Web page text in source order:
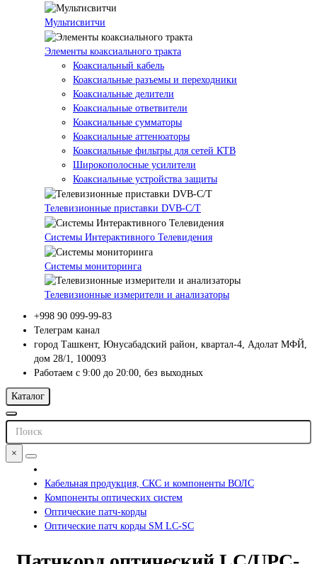
Мультисвитчи
Элементы коаксиального тракта
Коаксиальный кабель
Коаксиальные разъемы и переходники
Коаксиальные делители
Коаксиальные ответвители
Коаксиальные сумматоры
Коаксиальные аттенюаторы
Коаксиальные фильтры для сетей КТВ
Широкополосные усилители
Коаксиальные устройства защиты
Телевизионные приставки DVB-C/T
Системы Интерактивного Телевидения
Системы мониторинга
Телевизионные измерители и анализаторы
+998 90 099-99-83
Телеграм канал
город Ташкент, Юнусабадский район, квартал-4, Адолат МФЙ,
дом 28/1, 100093
Работаем с 9:00 до 20:00, без выходных
Каталог
×
Кабельная продукция, СКС и компоненты ВОЛС
Компоненты оптических систем
Оптические патч-корды
Оптические патч корды SM LC-SC